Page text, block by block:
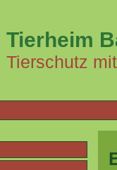
Tierheim
Tierschutz